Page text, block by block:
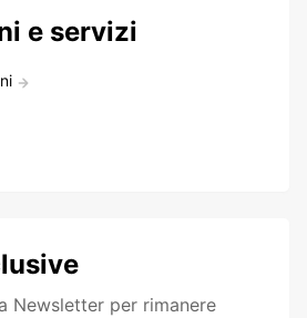
e servizi
Newsletter per rimanere